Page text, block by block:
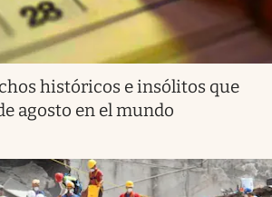
históricos e insólitos que
agosto en el mundo